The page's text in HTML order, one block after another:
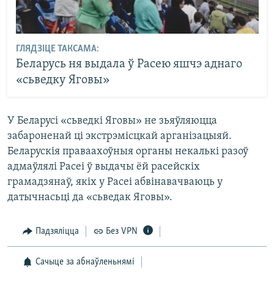
ГЛЯДЗІЦЕ ТАКСАМА:
Беларусь ня выдала ў Расею яшчэ аднаго
«сьведку Яговы»
У Беларусі «сьведкі Яговы» не зьяўляюцца
забароненай ці экстрэмісцкай арганізацыяй.
Беларускія праваахоўныя органы некалькі разоў
адмаўлялі Расеі ў выдачы ёй расейскіх
грамадзянаў, якіх у Расеі абвінавачваюць у
датычнасьці да «сьведак Яговы».
Падзяліцца Без VPN
Сачыце за абнаўленьнямі